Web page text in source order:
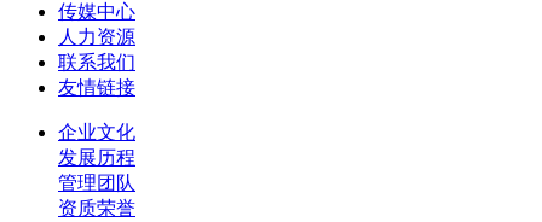
传媒中心
人力资源
联系我们
友情链接
企业文化
发展历程
管理团队
资质荣誉